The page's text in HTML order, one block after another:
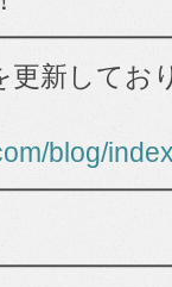
更新してお
blog/